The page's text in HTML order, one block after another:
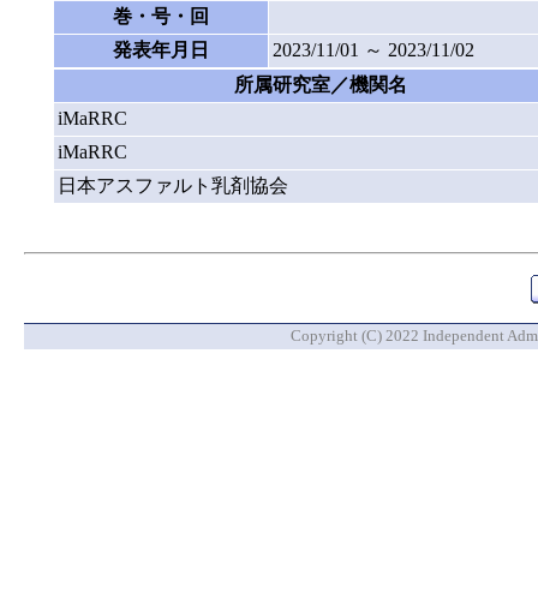
巻・号・回
発表年月日
2023/11/01 ～ 2023/11/02
所属研究室／機関名
iMaRRC
iMaRRC
日本アスファルト乳剤協会
Copyright (C) 2022 Independent